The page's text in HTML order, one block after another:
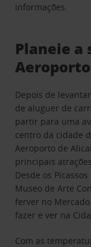
informações.
Planeie a
Depois de
de aluguer de
partir para uma
centro da cidade
Aeroporto de
principais
Desde os
Museo de Arte
ferver no
fazer e ver na
Com as